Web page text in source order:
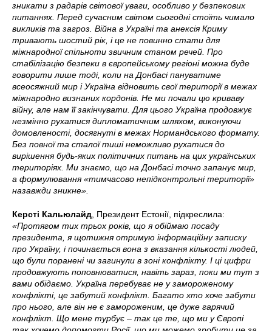
зникати з радарів світової уваги, особливо у безпекових
питаннях. Перед сучасним світом сьогодні стоїть чимало
викликів та загроз. Війна в Україні та анексія Криму
тривають шостий рік, і це не повинно стати для
міжнародної спільноти звичним станом речей. Про
стабілізацію безпеки в європейському регіоні можна буде
говорити лише тоді, коли на Донбасі пануватиме
всеосяжний мир і Україна відновить свої території в межах
міжнародно визнаних кордонів. Не ми почали цю криваву
війну, але нам її закінчувати. Для цього Україна продовжує
незмінно рухатися дипломатичним шляхом, виконуючи
домовленості, досягнуті в межах Нормандського формату.
Без повної та сталої тиші неможливо рухатися до
вирішення будь-яких політичних питань на цих українських
територіях. Ми знаємо, що на Донбасі точно запанує мир,
а формулювання «тимчасово непідконтрольні території»
назавжди зникне».
Керсті Кальюлайд , Президент Естонії, підкреслила:
«Протягом тих трьох років, що я обіймаю посаду
президента, я щотижня отримую інформаційну записку
про Україну, і починається вона з вказання кількості людей,
що були поранені чи загинули в зоні конфлікту. І ці цифри
продовжують поповнюватися, навіть зараз, поки ми тут з
вами обідаємо. Україна перебуває не у замороженому
конфлікті, це забутий конфлікт. Багато хто хоче забути
про нього, але він не є замороженим, це дуже гарячий
конфлікт. Що мене турбує – так це те, що ми у Європі